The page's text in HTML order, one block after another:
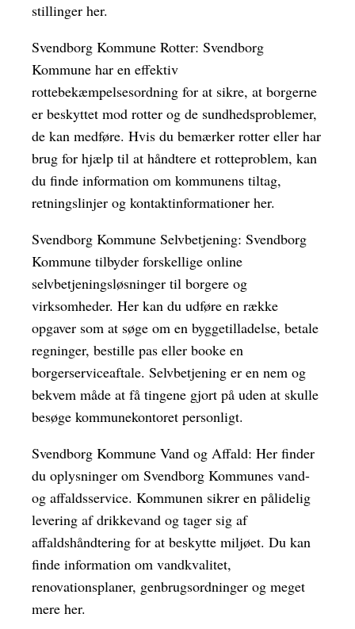
stillinger her.
Svendborg Kommune Rotter: Svendborg
Kommune har en effektiv
rottebekæmpelsesordning for at sikre, at borgerne
er beskyttet mod rotter og de sundhedsproblemer,
de kan medføre. Hvis du bemærker rotter eller har
brug for hjælp til at håndtere et rotteproblem, kan
du finde information om kommunens tiltag,
retningslinjer og kontaktinformationer her.
Svendborg Kommune Selvbetjening: Svendborg
Kommune tilbyder forskellige online
selvbetjeningsløsninger til borgere og
virksomheder. Her kan du udføre en række
opgaver som at søge om en byggetilladelse, betale
regninger, bestille pas eller booke en
borgerserviceaftale. Selvbetjening er en nem og
bekvem måde at få tingene gjort på uden at skulle
besøge kommunekontoret personligt.
Svendborg Kommune Vand og Affald: Her finder
du oplysninger om Svendborg Kommunes vand-
og affaldsservice. Kommunen sikrer en pålidelig
levering af drikkevand og tager sig af
affaldshåndtering for at beskytte miljøet. Du kan
finde information om vandkvalitet,
renovationsplaner, genbrugsordninger og meget
mere her.